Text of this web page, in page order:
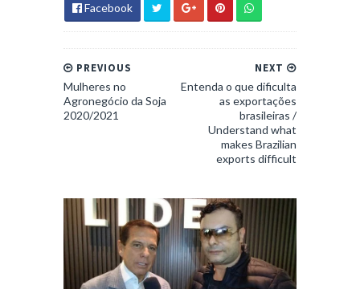
Facebook
NEXT
Entenda o que dificulta
as exportações
brasileiras /
Understand what
makes Brazilian
exports difficult
PREVIOUS
Mulheres no
Agronegócio da Soja
2020/2021